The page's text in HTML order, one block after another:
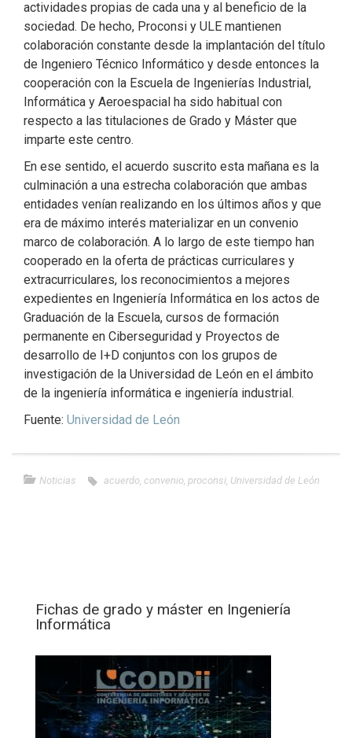
actividades propias de cada una y al beneficio de la
sociedad. De hecho, Proconsi y ULE mantienen
colaboración constante desde la implantación del título
de Ingeniero Técnico Informático y desde entonces la
cooperación con la Escuela de Ingenierías Industrial,
Informática y Aeroespacial ha sido habitual con
respecto a las titulaciones de Grado y Máster que
imparte este centro.
En ese sentido, el acuerdo suscrito esta mañana es la
culminación a una estrecha colaboración que ambas
entidades venían realizando en los últimos años y que
era de máximo interés materializar en un convenio
marco de colaboración. A lo largo de este tiempo han
cooperado en la oferta de prácticas curriculares y
extracurriculares, los reconocimientos a mejores
expedientes en Ingeniería Informática en los actos de
Graduación de la Escuela, cursos de formación
permanente en Ciberseguridad y Proyectos de
desarrollo de I+D conjuntos con los grupos de
investigación de la Universidad de León en el ámbito
de la ingeniería informática e ingeniería industrial.
Fuente: Universidad de León
Noticias acuerdo, convenio, proconsi, Universidad de León
Fichas de grado y máster en Ingeniería
Informática